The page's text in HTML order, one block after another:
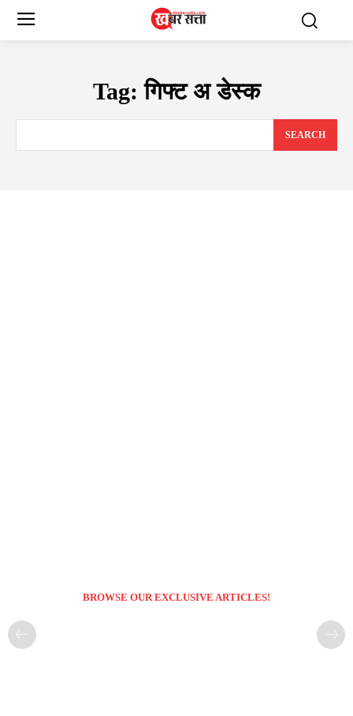
Tag:गिफ्ट अ डेस्क
SEARCH
BROWSE OUR EXCLUSIVE ARTICLES!